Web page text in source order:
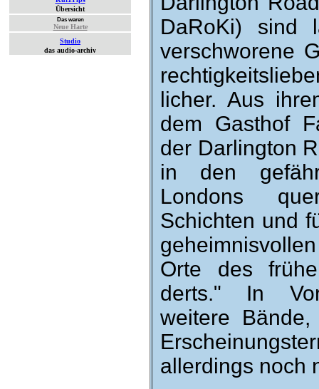
Übersicht
Das waren
Neue Harte
Studio
das audio-archiv
DaRoKi) sind
ver­schworene
licher. Aus
dem Gast­hof
der Dar­ling­ton
in den
Londons
Schichten und
Orte des
derts." In
weitere
al­ler­dings noch